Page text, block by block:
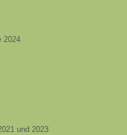
2024
und 2023